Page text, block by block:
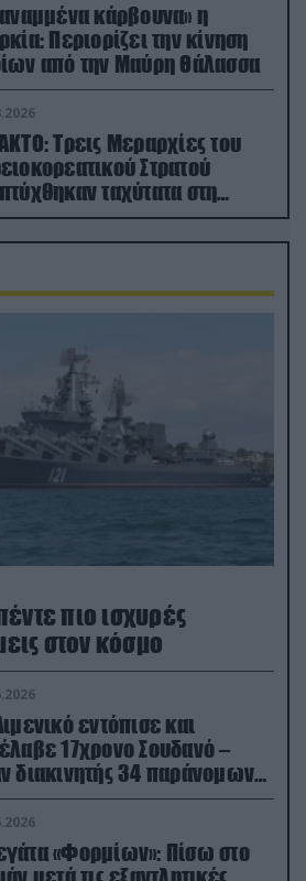
κάρβουνα» η
Περιορίζει την κίνηση
από την Μαύρη Θάλασσα
Τρεις Μεραρχίες του
Στρατού
ταχύτατα στη
πιο ισχυρές
στον κόσμο
εντόπισε και
17χρονο Σουδανό –
διακινητής 34 παράνομων
«Φορμίων»: Πίσω στο